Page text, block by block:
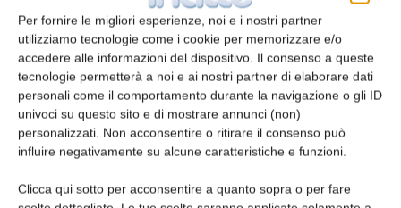
Per fornire le migliori esperienze, noi e i nostri partner
utilizziamo tecnologie come i cookie per memorizzare e/o
accedere alle informazioni del dispositivo. Il consenso a queste
tecnologie permetterà a noi e ai nostri partner di elaborare dati
personali come il comportamento durante la navigazione o gli ID
univoci su questo sito e di mostrare annunci (non)
personalizzati. Non acconsentire o ritirare il consenso può
influire negativamente su alcune caratteristiche e funzioni.
Clicca qui sotto per acconsentire a quanto sopra o per fare
-messa a punto e aggiornamento di una banca
dati degli ingredienti alimentari contenente
informazioni sulla qualità nutrizionale dei
prodotti alimentari trasformati venduti
nell’UE, al fine di promuovere i prodotti
alimentari più sani e ridurre il consumo di
quelli meno sani, ricchi di zuccheri, grassi e
sale. Il conseguimento di tale obiettivo sarà
ulteriormente favorito dall’apposizione sulla